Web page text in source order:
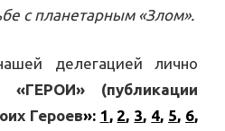
с планетарным «Злом».
делегацией лично
«ГЕРОИ» (публикации
Героев»: 1 ,2, 3, 4, 5, 6,